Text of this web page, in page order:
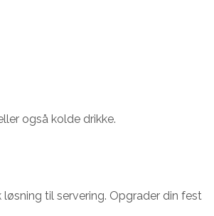
også kolde drikke.
til servering. Opgrader din fest